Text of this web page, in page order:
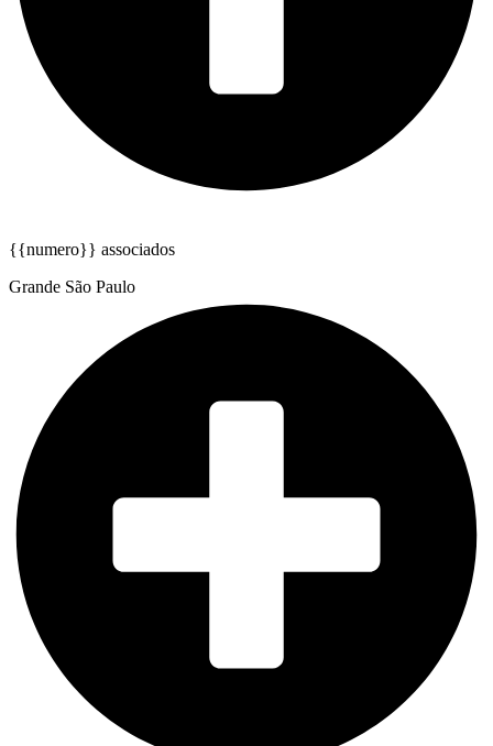
{{numero}} associados
Grande São Paulo